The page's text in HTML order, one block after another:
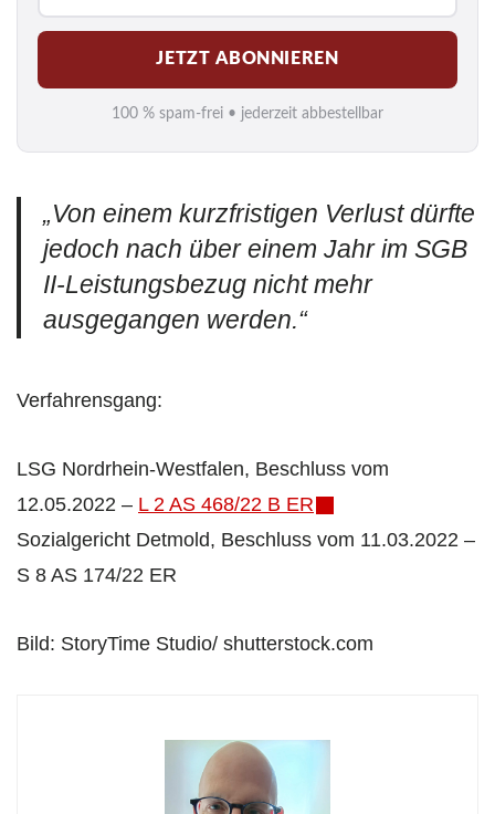
M
a
i
l
*
JETZT ABONNIEREN
100 % spam-frei • jederzeit abbestellbar
„Von einem kurzfristigen Verlust dürfte
jedoch nach über einem Jahr im SGB
II-Leistungsbezug nicht mehr
ausgegangen werden.“
Verfahrensgang:
LSG Nordrhein-Westfalen, Beschluss vom
12.05.2022 – L 2 AS 468/22 B ER
Sozialgericht Detmold, Beschluss vom 11.03.2022 –
S 8 AS 174/22 ER
Bild: StoryTime Studio/ shutterstock.com